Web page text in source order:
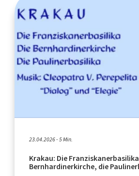
23.04.2026 - 5 Min.
Krakau: Die
Bernhardinerkirche, die